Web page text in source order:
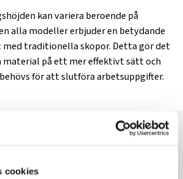
cookies
kan variera beroende på
alla modeller erbjuder en betydande
traditionella skopor. Detta gör det
på ett mer effektivt sätt och
för att slutföra arbetsuppgifter.